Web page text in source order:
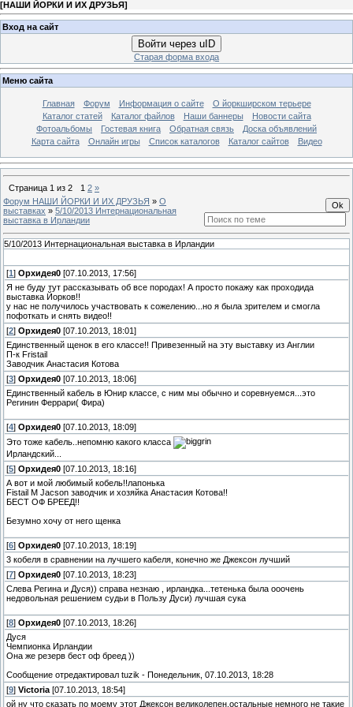
[НАШИ ЙОРКИ И ИХ ДРУЗЬЯ]
Вход на сайт
Войти через uID
Старая форма входа
Меню сайта
Главная Форум Информация о сайте
О йоркширском терьере
Каталог статей
Каталог файлов Наши баннеры
Новости сайта
Фотоальбомы
Гостевая книга Обратная связь
Доска объявлений
Карта сайта
Онлайн игры Список каталогов Каталог сайтов Видео
Страница 1 из 2 1 2 »
Форум НАШИ ЙОРКИ И ИХ ДРУЗЬЯ » О
выставках » 5/10/2013 Интернациональная
выставка в Ирландии
5/10/2013 Интернациональная выставка в Ирландии
[1 ] Орхидея0 [07.10.2013, 17:56]
Я не буду тут рассказывать об все породах! А просто покажу как проходида
выставка Йорков!!
у нас не получилось участвовать к сожелению...но я была зрителем и смогла
пофоткать и снять видео!!
[2] Орхидея0 [07.10.2013, 18:01]
Единственный щенок в его классе!! Привезенный на эту выставку из Англии
П-к Fristail
Заводчик Анастасия Котова
[3] Орхидея0 [07.10.2013, 18:06]
Единственный кабель в Юнир классе, с ним мы обычно и соревнуемся...это
Регинин Феррари( Фира)
[4] Орхидея0 [07.10.2013, 18:09]
Это тоже кабель..непомню какого класса
Ирландский...
[5] Орхидея0 [07.10.2013, 18:16]
А вот и мой любимый кобель!!лапонька
Fistail M Jacson заводчик и хозяйка Анастасия Котова!!
БЕСТ ОФ БРЕЕД!!
Безумно хочу от него щенка
[6] Орхидея0 [07.10.2013, 18:19]
3 кобеля в сравнении на лучшего кабеля, конечно же Джексон лучший
[7] Орхидея0 [07.10.2013, 18:23]
Слева Регина и Дуся)) справа незнаю , ирландка...тетенька была ооочень
недовольная решением судьи в Пользу Дуси) лучшая сука
[8] Орхидея0 [07.10.2013, 18:26]
Дуся
Чемпионка Ирландии
Она же резерв бест оф бреед ))
Сообщение отредактировал tuzik - Понедельник, 07.10.2013, 18:28
[9] Victoria [07.10.2013, 18:54]
ой ну что сказать по моему этот Джексон великолепен,остальные немного не такие